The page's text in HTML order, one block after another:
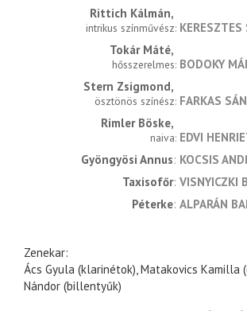
Rittich Kálmán
intrikus színművész KERESZTES
Tokár Máté
hősszerelmes BODOKY
Stern Zsigmond
ösztönös színész FARKAS
Rimler Böske
naiva EDVI
Gyöngyösi Annus KOCSIS
Taxisofőr VISNYICZKI
Péterke ALPARÁN
Zenekar:
Ács Gyula (klarinétok), Matakovics Kamilla
Nándor (billentyűk)